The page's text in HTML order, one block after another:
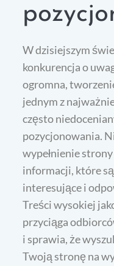
W dzisiejszym
konkurencja o
ogromna,
jednym z
często
pozycjonowania.
wypełnienie
informacji, które
interesujące i
Treści wysokiej
przyciąga
i sprawia, że
Twoją stronę na